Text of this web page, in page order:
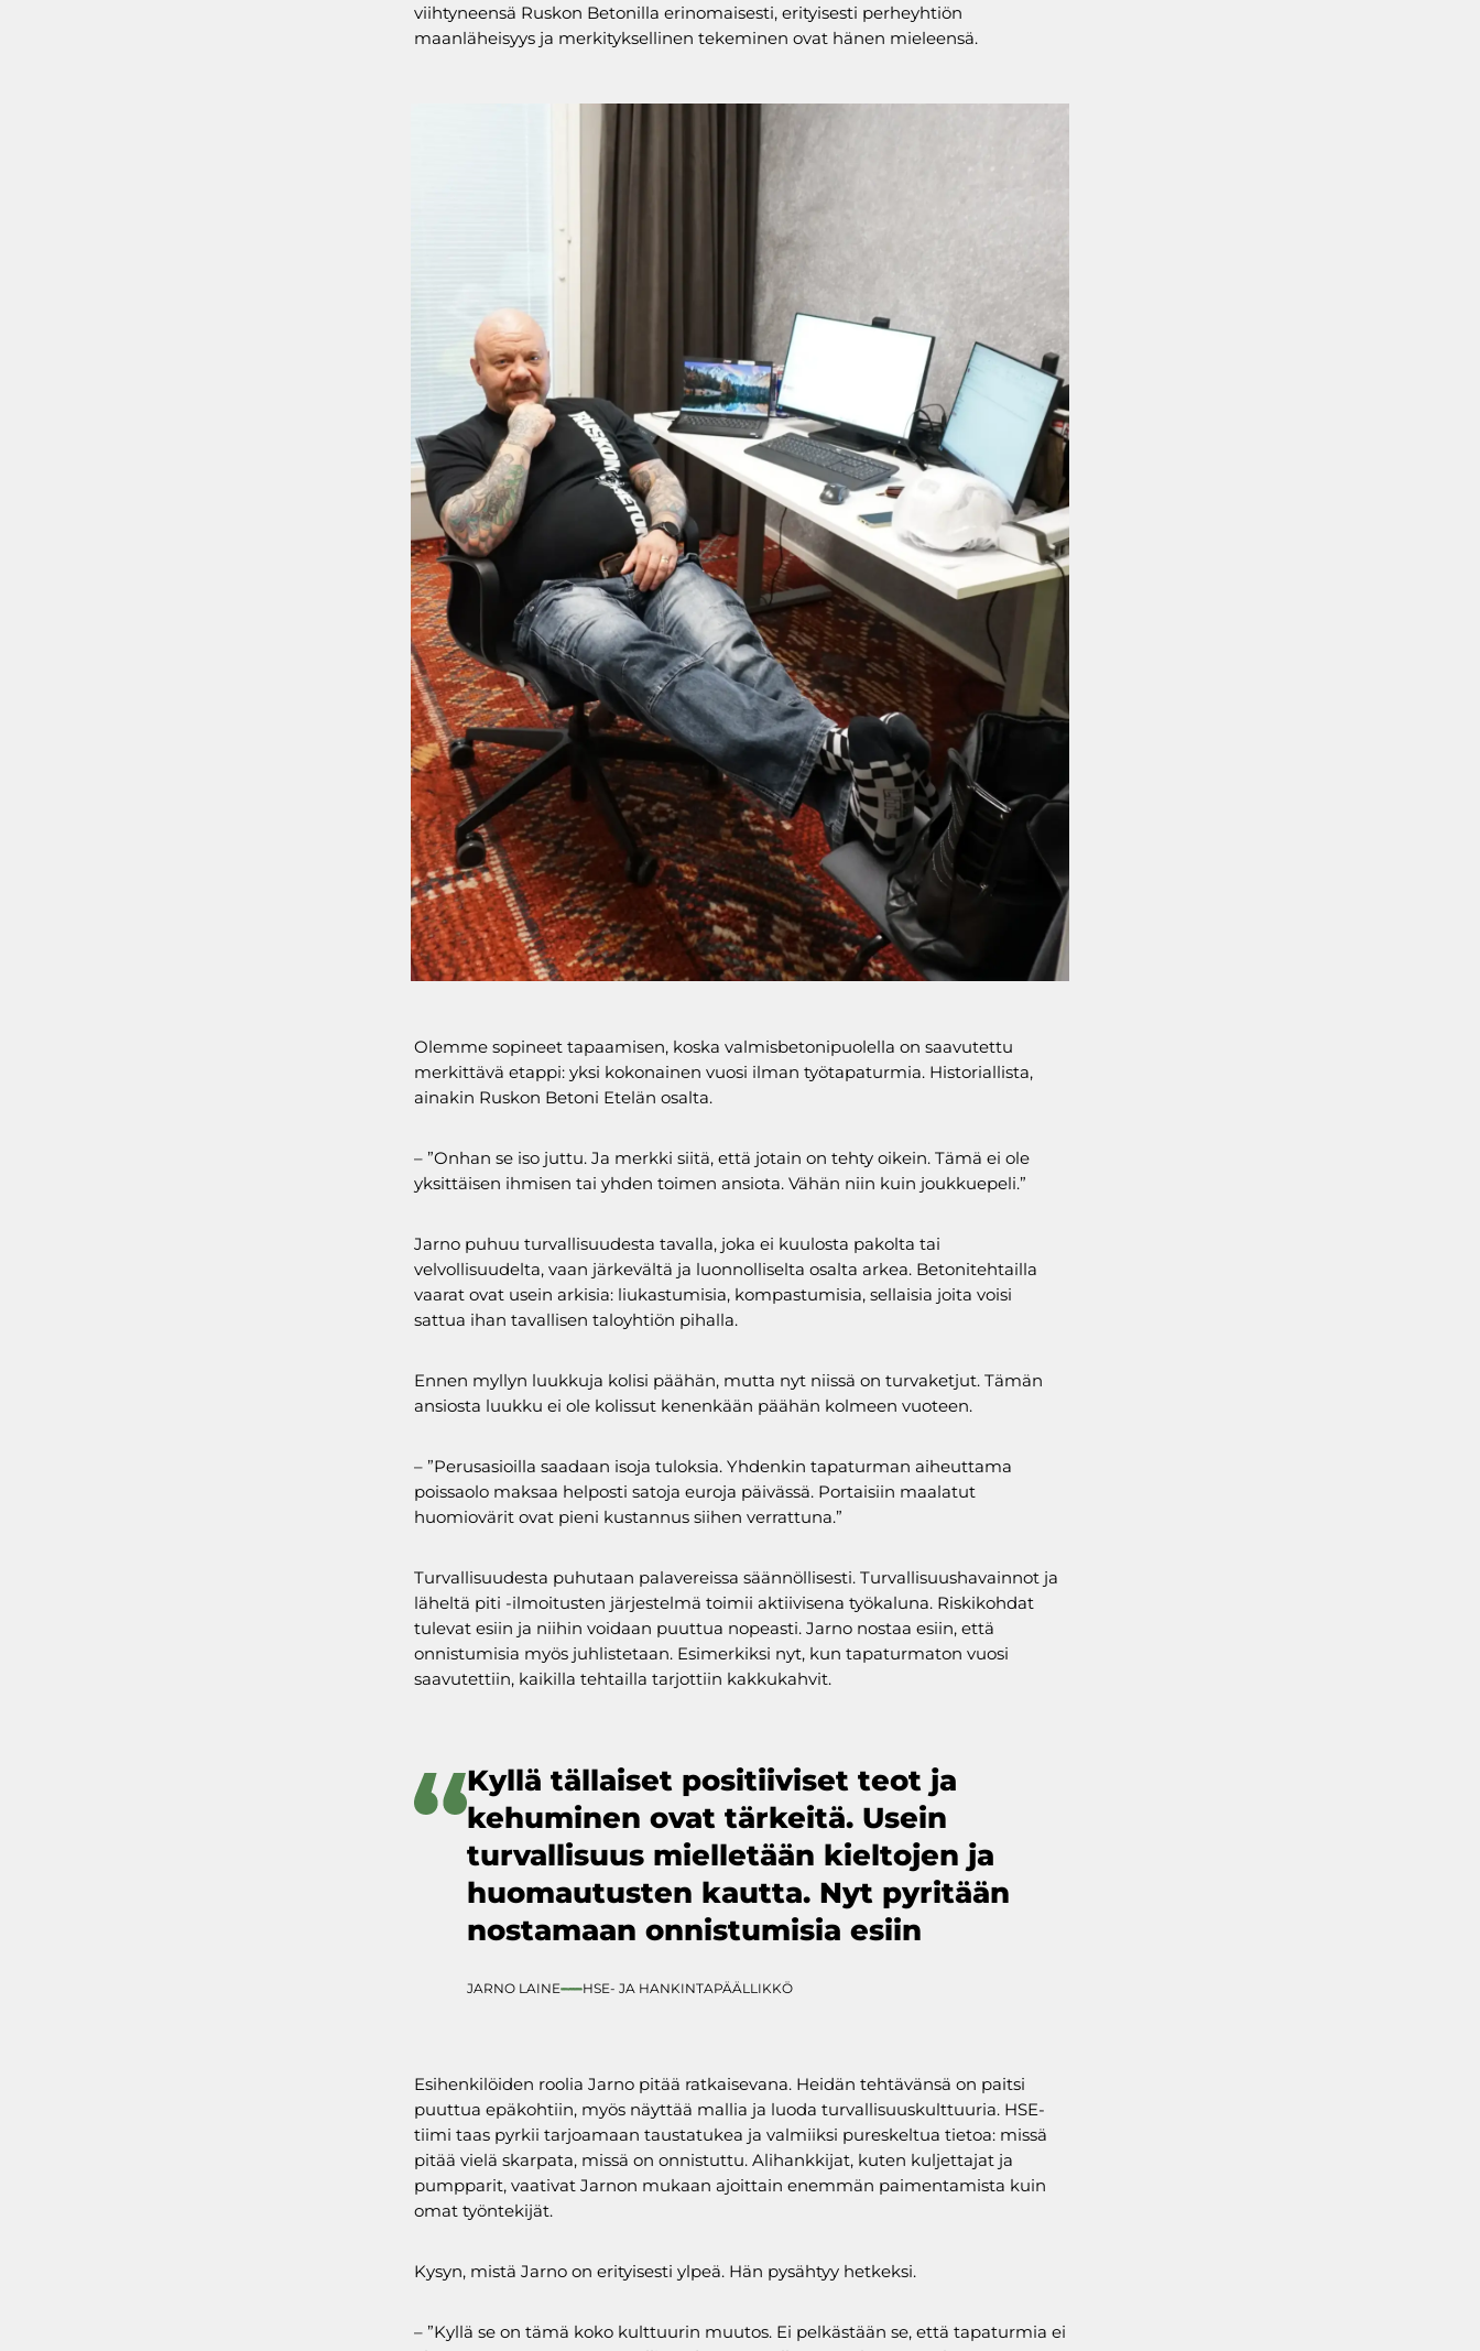
viihtyneensä Ruskon Betonilla erinomaisesti, erityisesti perheyhtiön
maanläheisyys ja merkityksellinen tekeminen ovat hänen mieleensä.
Olemme sopineet tapaamisen, koska valmisbetonipuolella on saavutettu
merkittävä etappi: yksi kokonainen vuosi ilman työtapaturmia. Historiallista,
ainakin Ruskon Betoni Etelän osalta.
– ”Onhan se iso juttu. Ja merkki siitä, että jotain on tehty oikein. Tämä ei ole
yksittäisen ihmisen tai yhden toimen ansiota. Vähän niin kuin joukkuepeli.”
Jarno puhuu turvallisuudesta tavalla, joka ei kuulosta pakolta tai
velvollisuudelta, vaan järkevältä ja luonnolliselta osalta arkea. Betonitehtailla
vaarat ovat usein arkisia: liukastumisia, kompastumisia, sellaisia joita voisi
sattua ihan tavallisen taloyhtiön pihalla.
Ennen myllyn luukkuja kolisi päähän, mutta nyt niissä on turvaketjut. Tämän
ansiosta luukku ei ole kolissut kenenkään päähän kolmeen vuoteen.
– ”Perusasioilla saadaan isoja tuloksia. Yhdenkin tapaturman aiheuttama
poissaolo maksaa helposti satoja euroja päivässä. Portaisiin maalatut
huomiovärit ovat pieni kustannus siihen verrattuna.”
Turvallisuudesta puhutaan palavereissa säännöllisesti. Turvallisuushavainnot ja
läheltä piti -ilmoitusten järjestelmä toimii aktiivisena työkaluna. Riskikohdat
tulevat esiin ja niihin voidaan puuttua nopeasti. Jarno nostaa esiin, että
onnistumisia myös juhlistetaan. Esimerkiksi nyt, kun tapaturmaton vuosi
saavutettiin, kaikilla tehtailla tarjottiin kakkukahvit.
Kyllä tällaiset positiiviset teot ja
kehuminen ovat tärkeitä. Usein
turvallisuus mielletään kieltojen ja
huomautusten kautta. Nyt pyritään
nostamaan onnistumisia esiin
JARNO LAINE HSE- JA HANKINTAPÄÄLLIKKÖ
Esihenkilöiden roolia Jarno pitää ratkaisevana. Heidän tehtävänsä on paitsi
puuttua epäkohtiin, myös näyttää mallia ja luoda turvallisuuskulttuuria. HSE-
tiimi taas pyrkii tarjoamaan taustatukea ja valmiiksi pureskeltua tietoa: missä
pitää vielä skarpata, missä on onnistuttu. Alihankkijat, kuten kuljettajat ja
pumpparit, vaativat Jarnon mukaan ajoittain enemmän paimentamista kuin
omat työntekijät.
Kysyn, mistä Jarno on erityisesti ylpeä. Hän pysähtyy hetkeksi.
– ”Kyllä se on tämä koko kulttuurin muutos. Ei pelkästään se, että tapaturmia ei